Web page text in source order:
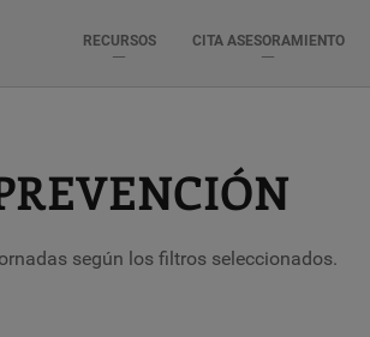
RECURSOS CITA ASESORAMIENTO
según los filtros seleccionados.